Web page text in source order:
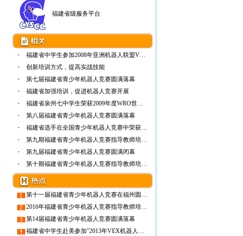
福建省级服务平台
福建省中学生参加2008年亚洲机器人联盟VEX锦…
创新培训方式，提高实战技能
第七届福建省青少年机器人竞赛圆满落幕
福建省加强培训，促进机器人竞赛开展
福建省泉州七中学生荣获2009年度WRO世界机器…
第八届福建省青少年机器人竞赛圆满落幕
福建省选手在全国青少年机器人竞赛中荣获金牌…
第九期福建省青少年机器人竞赛指导教师培训班…
第九届福建省青少年机器人竞赛圆满闭幕
第十期福建省青少年机器人竞赛指导教师培训班…
第十一届福建省青少年机器人竞赛在福州圆满落幕
2016年福建省青少年机器人竞赛指导教师培训班在榕举办
第14届福建省青少年机器人竞赛圆满落幕
福建省中学生赴美参加"2013年VEX机器人世界锦标赛"再创佳绩